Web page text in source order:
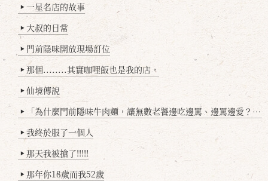
▶ 一星名店的故事
▶ 大叔的日常
▶ 門前隱味開放現場訂位
▶ 那個........其實咖哩飯也是我的店，
▶ 仙境傳說
▶ 「為什麼門前隱味牛肉麵，讓無數老饕邊吃邊罵、邊罵邊愛？小辣雞揭密！」
▶ 我終於服了一個人
▶ 那天我被搶了!!!!!
▶ 那年你18歲而我52歲